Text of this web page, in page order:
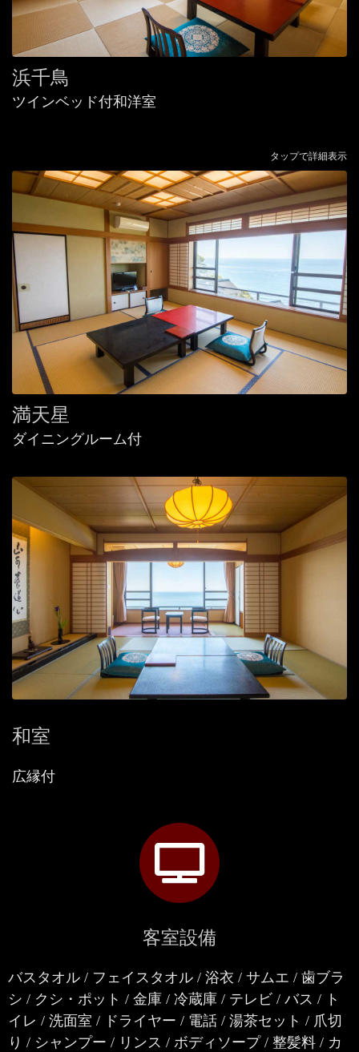
浜千鳥
ツインベッド付和洋室
タップで詳細表示
満天星
ダイニングルーム付
和室
広縁付
客室設備
バスタオル / フェイスタオル / 浴衣 / サムエ / 歯ブラ
シ / クシ・ポット / 金庫 / 冷蔵庫 / テレビ / バス / ト
イレ / 洗面室 / ドライヤー / 電話 / 湯茶セット / 爪切
り / シャンプー / リンス / ボディソープ / 整髪料 / カ